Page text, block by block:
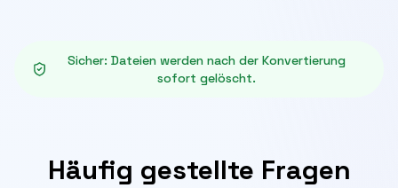
Sicher: Dateien werden nach der Konvertierung
sofort gelöscht.
Häufig gestellte Fragen